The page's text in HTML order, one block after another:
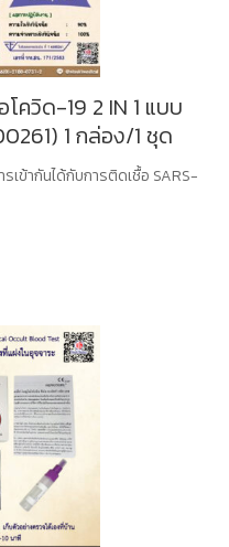
ควิด-19 2 IN 1 แบบ
1 กล่อง/1 ชุด
เข้ากันได้กับการติดเชื้อ SARS-